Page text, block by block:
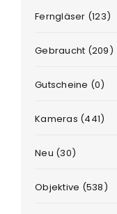
Ferngläser (123)
Gebraucht (209)
Gutscheine (0)
Kameras (441)
Neu (30)
Objektive (538)